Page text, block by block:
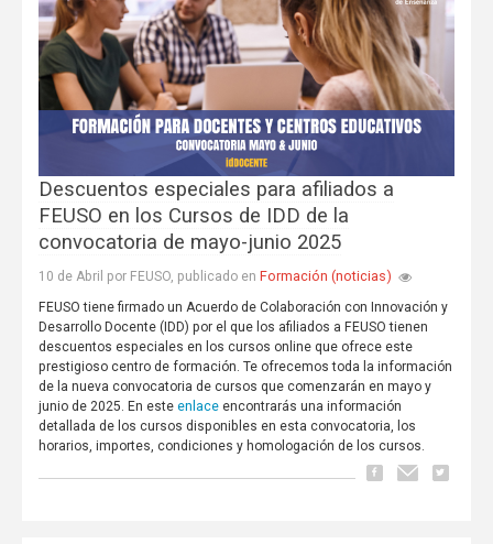
Descuentos especiales para afiliados a
FEUSO en los Cursos de IDD de la
convocatoria de mayo-junio 2025
10 de Abril por FEUSO, publicado en Formación (noticias)
FEUSO tiene firmado un Acuerdo de Colaboración con Innovación y
Desarrollo Docente (IDD) por el que los afiliados a FEUSO tienen
descuentos especiales en los cursos online que ofrece este
prestigioso centro de formación. Te ofrecemos toda la información
de la nueva convocatoria de cursos que comenzarán en mayo y
junio de 2025. En este enlaceencontrarás una información
detallada de los cursos disponibles en esta convocatoria, los
horarios, importes, condiciones y homologación de los cursos.